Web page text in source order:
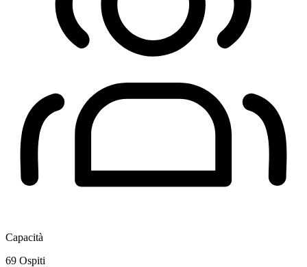
Capacità
69 Ospiti